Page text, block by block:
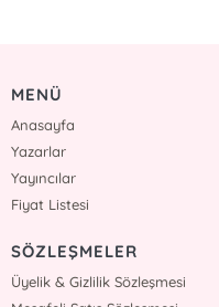
MENÜ
Anasayfa
Yazarlar
Yayıncılar
Fiyat Listesi
SÖZLEŞMELER
Üyelik & Gizlilik Sözleşmesi